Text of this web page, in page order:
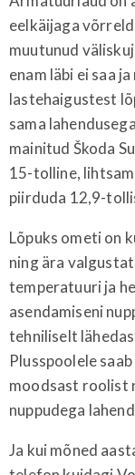
eelkäijaga
muutunud
enam läbi ei saa
lastehaigustest
sama
mainitud Škoda
15-tolline,
piirduda 12,9-
Lõpuks ometi on
ning ära
temperatuuri ja
asendamiseni
tehniliselt
Plusspoolele
moodsast roolist
nuppudega
Ja kui mõned